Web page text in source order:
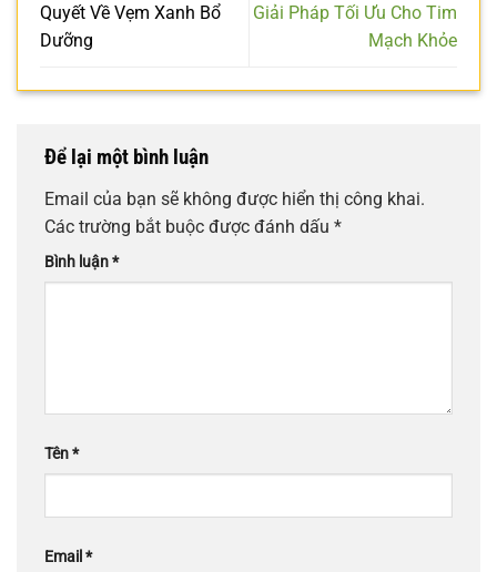
Quyết Về Vẹm Xanh Bổ
Dưỡng
Giải Pháp Tối Ưu Cho Tim
Mạch Khỏe
Để lại một bình luận
Email của bạn sẽ không được hiển thị công khai.
Các trường bắt buộc được đánh dấu *
Bình luận*
Tên*
Email *